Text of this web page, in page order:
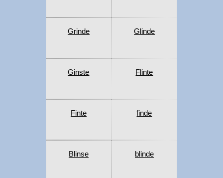
Grinde Glinde
Ginste Flinte
Finte finde
Blinse blinde